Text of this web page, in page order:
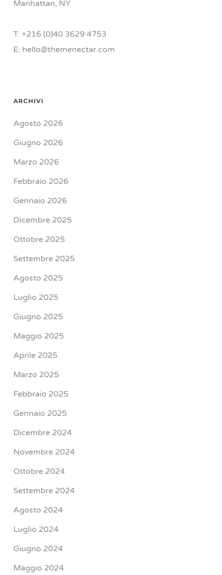
Manhattan, NY
T: +216 (0)40 3629 4753
E: hello@themenectar.com
ARCHIVI
Agosto 2026
Giugno 2026
Marzo 2026
Febbraio 2026
Gennaio 2026
Dicembre 2025
Ottobre 2025
Settembre 2025
Agosto 2025
Luglio 2025
Giugno 2025
Maggio 2025
Aprile 2025
Marzo 2025
Febbraio 2025
Gennaio 2025
Dicembre 2024
Novembre 2024
Ottobre 2024
Settembre 2024
Agosto 2024
Luglio 2024
Giugno 2024
Maggio 2024